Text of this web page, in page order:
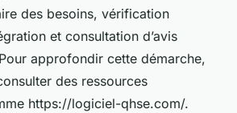
des besoins, vérification
et consultation d’avis
approfondir cette démarche,
des ressources
https://logiciel-qhse.com/.